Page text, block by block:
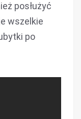
posłużyć
wszelkie
po